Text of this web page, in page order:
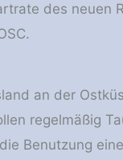
des neuen
an der
regelmäßig
Benutzung